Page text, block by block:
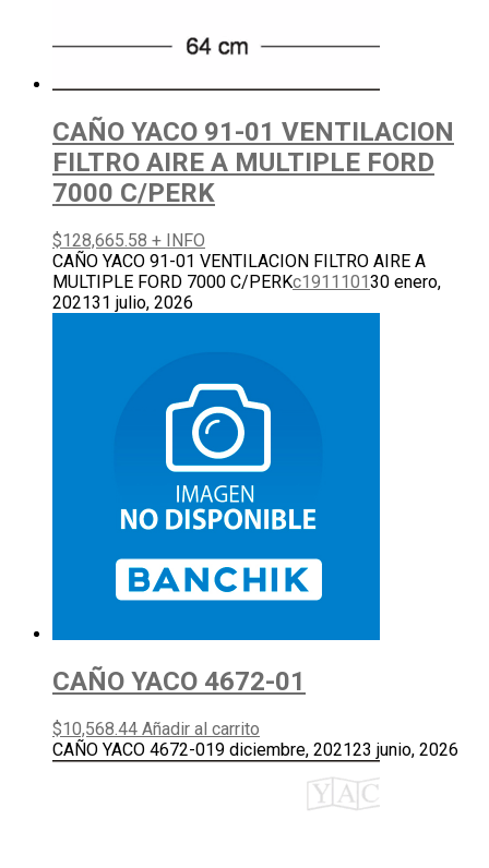
CAÑO YACO 91-01 VENTILACION
FILTRO AIRE A MULTIPLE FORD
7000 C/PERK
$128,665.58 + INFO
CAÑO YACO 91-01 VENTILACION FILTRO AIRE A
MULTIPLE FORD 7000 C/PERKc1911101 30 enero,
202131 julio, 2026
CAÑO YACO 4672-01
$10,568.44 Añadir al carrito
CAÑO YACO 4672-019 diciembre, 202123 junio, 2026